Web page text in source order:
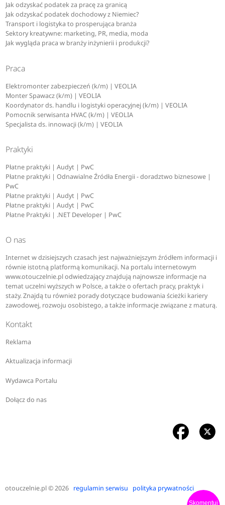
Skomentuj
Jak odzyskać podatek za pracę za granicą
Jak odzyskać podatek dochodowy z Niemiec?
Transport i logistyka to prosperująca branża
Sektory kreatywne: marketing, PR, media, moda
Jak wygląda praca w branży inżynierii i produkcji?
Praca
Elektromonter zabezpieczeń (k/m) | VEOLIA
Monter Spawacz (k/m) | VEOLIA
Koordynator ds. handlu i logistyki operacyjnej (k/m) | VEOLIA
Pomocnik serwisanta HVAC (k/m) | VEOLIA
Specjalista ds. innowacji (k/m) | VEOLIA
Praktyki
Płatne praktyki | Audyt | PwC
Płatne praktyki | Odnawialne Źródła Energii - doradztwo biznesowe |
PwC
Płatne praktyki | Audyt | PwC
Płatne praktyki | Audyt | PwC
Płatne Praktyki | .NET Developer | PwC
O nas
Internet w dzisiejszych czasach jest najważniejszym źródłem informacji i
równie istotną platformą komunikacji. Na portalu internetowym
www.otouczelnie.pl odwiedzający znajdują najnowsze informacje na
temat uczelni wyższych w Polsce, a także o ofertach pracy, praktyk i
staży. Znajdą tu również porady dotyczące budowania ścieżki kariery
zawodowej, rozwoju osobistego, a także informacje związane z maturą.
Kontakt
Reklama
Aktualizacja informacji
Wydawca Portalu
Dołącz do nas
otouczelnie.pl© 2026 regulamin serwisu polityka prywatności